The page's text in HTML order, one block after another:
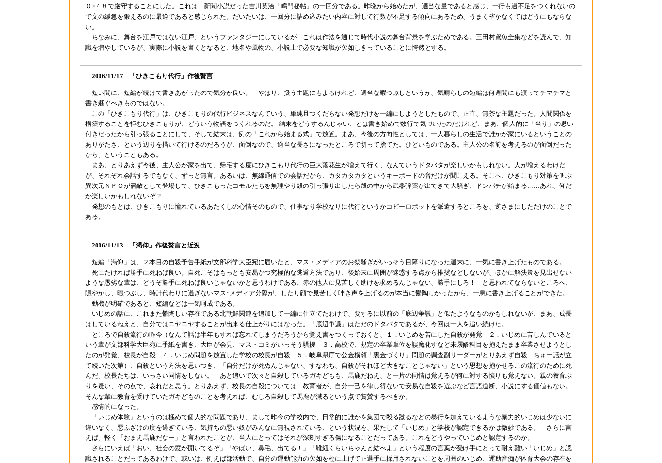
０×４８で厳守することにした。これは、新聞小説だった吉川英治「鳴門秘帖」の一回分である。昨晩から始めたが、適当な量であると感じ、一行も過不足をつくれないの
で文の緩急を鍛えるのに最適であると感じられた。だいたいは、一回分に詰め込みたい内容に対して行数が不足する傾向にあるため、うまく省かなくてはどうにもならな
い。
ちなみに、舞台を江戸ではない江戸、というファンタジーにしているが、これは作法を通じて時代小説の舞台背景を学ぶためである。三田村鳶魚全集などを読んで、知
識を増やしているが、実際に小説を書くとなると、地名や風物の、小説上で必要な知識が欠如しきっていることに愕然とする。
2006/11/17 「ひきこもり代行」作後贅言
短い間に、短編が続けて書きあがったので気分が良い。 やはり、扱う主題にもよるけれど、適当な暇つぶしというか、気晴らしの短編は何週間にも渡ってチマチマと
書き継ぐべきものではない。
この「ひきこもり代行」は、ひきこもりの代行ビジネスなんていう、単純且つくだらない発想だけを一編にしようとしたもので、正直、無茶な主題だった。人間関係を
構築することを拒むひきこもりが、どういう物語をつくれるのだ。 結末をどうするんじゃい、とは書き始めて数行で気づいたのだけれど、まあ、個人的に「当り」の思い
付きだったから引っ張ることにして、そして結末は、例の「これから始まる式」で放置。まあ、今後の方向性としては、一人暮らしの生活で誰かが家にいるということの
ありがたさ、という辺りを描いて行けるのだろうが、面倒なので、適当な長さになったところで切って捨てた。ひどいものである。主人公の名前を考えるのが面倒だった
から、ということもある。
まあ、とりあえず今後、主人公が家を出て、帰宅する度にひきこもり代行の巨大落花生が増えて行く、なんていうドタバタが楽しいかもしれない。人が増えるわけだ
が、それぞれ会話するでもなく、ずっと無言。あるいは、無線通信での会話だから、カタカタカタというキーボードの音だけが聞こえる。そこへ、ひきこもり対策を叫ぶ
異次元ＮＰＯが宿敵として登場して、ひきこもったコモルたちを無理やり殻の引っ張り出したら殻の中から武器弾薬が出てきて大騒ぎ、ドンパチが始まる……あれ、何だ
か楽しいかもしれないぞ？
発想のもとは、ひきこもりに憧れているあたくしの心情そのもので、仕事なり学校なりに代行というかコピーロボットを派遣するところを、逆さまにしただけのことで
ある。
2006/11/13 「渇仰」作後贅言と近況
短編「渇仰」は、２本目の自殺予告手紙が文部科学大臣宛に届いたと、マス・メディアのお祭騒ぎがいっそう目障りになった週末に、一気に書き上げたものである。
死にたければ勝手に死ねば良い。自死こそはもっとも安易かつ究極的な逃避方法であり、後始末に周囲が迷惑する点から推奨などしないが、ほかに解決策を見出せない
ような愚劣な輩は、どうぞ勝手に死ねば良いじゃないかと思うわけである。赤の他人に見苦しく助けを求めるんじゃない、勝手にしろ！ と思われてならないところへ、
賑やかし、暇つぶし、時計代わりに過ぎないマス･メディア分際が、したり顔で見苦しく呻き声を上げるのが本当に鬱陶しかったから、一息に書き上げることができた。
動機が明確であると、短編などは一気呵成である。
いじめの話に、これまた鬱陶しい存在である北朝鮮関連を追加して一編に仕立てたわけで、要するに以前の「底辺争議」と似たようなものかもしれないが、まあ、成長
はしているねえと、自分ではニヤニヤすることが出来る仕上がりにはなった。「底辺争議」はただのドタバタであるが、今回は一人を追い続けた。
ところで自殺流行の昨今（なんて話は半年もすれば忘れてしまうだろうから覚え書をつくっておくと、１．いじめを苦にした自殺が発覚 ２．いじめに苦しんでいると
いう輩が文部科学大臣宛に手紙を書き、大臣が会見、マス・コミがいっそう騒擾 ３．高校で、規定の卒業単位を誤魔化すなど未履修科目を抱えたまま卒業させようとし
たのが発覚、校長が自殺 ４．いじめ問題を放置した学校の校長が自殺 ５．岐阜県庁で公金横領「裏金づくり」問題の調査副リーダーがとりあえず自殺 ちゅー話が立
て続いた次第）、自殺という方法を思いつき、「自分だけが死ぬんじゃない、すなわち、自殺がそれほど大きなことじゃない」という思想を抱かせるこの流行のために死
んだ、校長たちは、いっさい同情をしない。 あと追いで次々と自殺しているガキどもも、馬鹿だねえ、と一片の同情は覚えるが何に対する憤りも覚えない。親の養育ぶ
りを疑い、その点で、哀れだと思う。とりあえず、校長の自殺については、教育者が、自分一己を律し得ないで安易な自殺を選ぶなど言語道断、小説にする価値もない。
そんな輩に教育を受けていたガキどものことを考えれば、むしろ自殺して馬鹿が減るという点で賞賛するべきか。
感情的になった。
「いじめ体験」というのは極めて個人的な問題であり、まして昨今の学校内で、日常的に誰かを集団で殴る蹴るなどの暴行を加えているような暴力的いじめは少ないに
違いなく、悪ふざけの度を過ぎている、気持ちの悪い奴がみんなに無視されている、という状況を、果たして「いじめ」と学校が認定できるかは微妙である。 さらに言
えば、軽く「おまえ馬鹿だなー」と言われたことが、当人にとってはそれが深刻すぎる傷になることだってある。これをどうやっていじめと認定するのか。
さらにいえば「おい、社会の窓が開いてるぞ」「やばい、鼻毛、出てる！」「靴紐くらいちゃんと結べよ」という程度の言葉が受け手にとって耐え難い「いじめ」と認
識されることだってあるわけで、或いは、例えば部活動で、自分の運動能力の欠如を棚に上げて正選手に採用されないことを周囲のいじめ、運動音痴が体育大会の存在を